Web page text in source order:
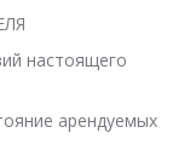
настоящего
арендуемых